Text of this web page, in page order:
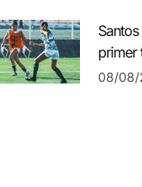
primer
08/08/